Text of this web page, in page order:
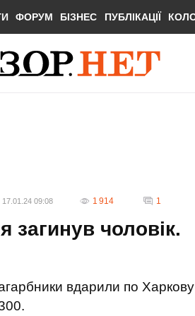
ФОРУМ БІЗНЕС ПУБЛІКАЦІЇ
17.01.24 09:08 1 914 1
загинув чоловік.
вдарили по Харкову